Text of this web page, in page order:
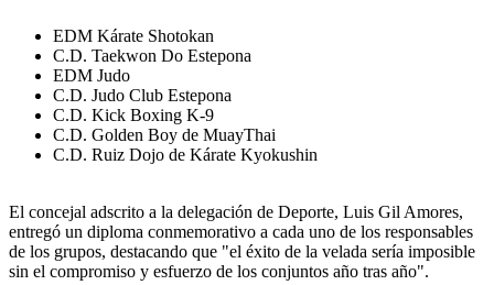
EDM Kárate Shotokan
C.D. Taekwon Do Estepona
EDM Judo
C.D. Judo Club Estepona
C.D. Kick Boxing K-9
C.D. Golden Boy de MuayThai
C.D. Ruiz Dojo de Kárate Kyokushin
El concejal adscrito a la delegación de Deporte, Luis Gil Amores,
entregó un diploma conmemorativo a cada uno de los responsables
de los grupos, destacando que "el éxito de la velada sería imposible
sin el compromiso y esfuerzo de los conjuntos año tras año".